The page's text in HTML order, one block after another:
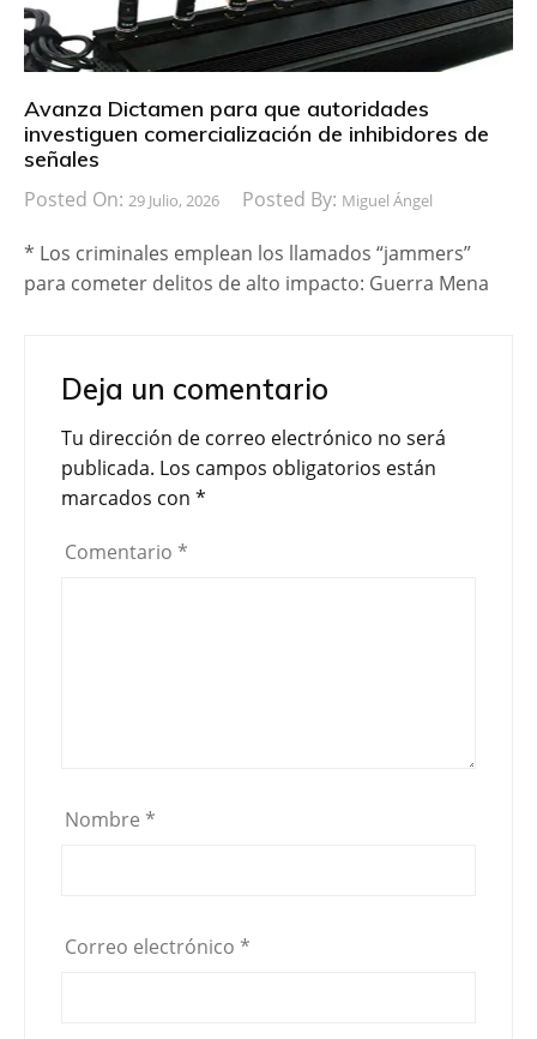
Avanza Dictamen para que autoridades
investiguen comercialización de inhibidores de
señales
Posted On: 29 Julio, 2026 Posted By: Miguel Ángel
* Los criminales emplean los llamados “jammers”
para cometer delitos de alto impacto: Guerra Mena
Deja un comentario
Tu dirección de correo electrónico no será
publicada. Los campos obligatorios están
marcados con *
Comentario *
Nombre *
Correo electrónico *